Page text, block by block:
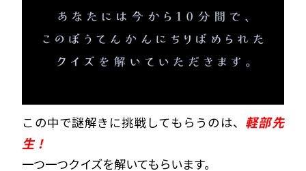
この中で謎解きに挑戦してもらうのは、 軽部先
生！
一つ一つクイズを解いてもらいます。